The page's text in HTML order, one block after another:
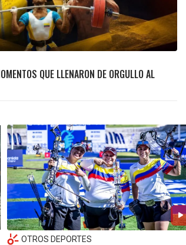
QUE LLENARON DE ORGULLO AL
OTROS DEPORTES